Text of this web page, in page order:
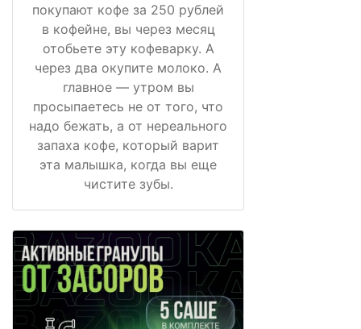
покупают кофе за 250 рублей
в кофейне, вы через месяц
отобьете эту кофеварку. А
через два окупите молоко. А
главное — утром вы
просыпаетесь не от того, что
надо бежать, а от нереального
запаха кофе, который варит
эта малышка, когда вы еще
чистите зубы.